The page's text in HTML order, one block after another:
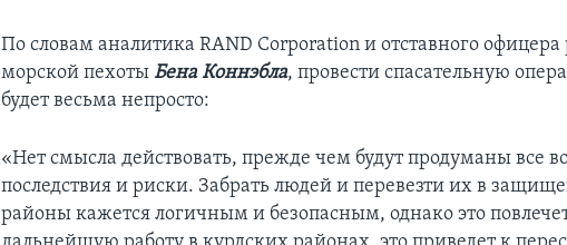
По словам аналитика RAND Corporation и отставного офицера
морской пехотыБена Коннэбла, провести спасательную
будет весьма непросто:
«Нет смысла действовать, прежде чем будут продуманы все
последствия и риски. Забрать людей и перевезти их в
районы кажется логичным и безопасным, однако это